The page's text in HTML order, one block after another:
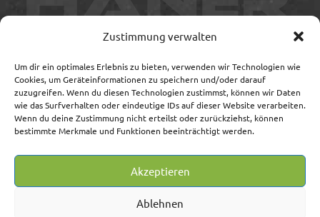
Zustimmung verwalten
Um dir ein optimales Erlebnis zu bieten, verwenden wir Technologien wie
Cookies, um Geräteinformationen zu speichern und/oder darauf
zuzugreifen. Wenn du diesen Technologien zustimmst, können wir Daten
wie das Surfverhalten oder eindeutige IDs auf dieser Website verarbeiten.
Wenn du deine Zustimmung nicht erteilst oder zurückziehst, können
bestimmte Merkmale und Funktionen beeinträchtigt werden.
Akzeptieren
Ablehnen
Montag bis Freitag 8:00 Uhr - 15:00 Uhr
Information
Impressum/Streitschlichtung
AGB